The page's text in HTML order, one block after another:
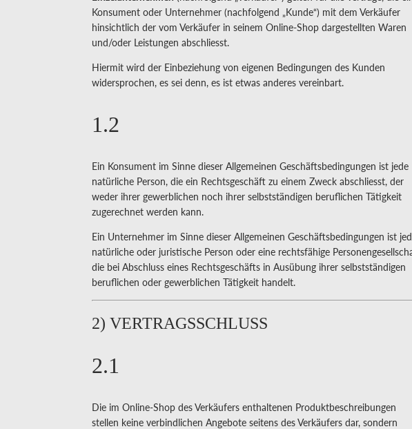
Konsument oder Unternehmer (nachfolgend „Kunde“) mit dem Verkäufer
hinsichtlich der vom Verkäufer in seinem Online-Shop dargestellten Waren
und/oder Leistungen abschliesst.
Hiermit wird der Einbeziehung von eigenen Bedingungen des Kunden
widersprochen, es sei denn, es ist etwas anderes vereinbart.
1.2
Ein Konsument im Sinne dieser Allgemeinen Geschäftsbedingungen ist jede
natürliche Person, die ein Rechtsgeschäft zu einem Zweck abschliesst, der
weder ihrer gewerblichen noch ihrer selbstständigen beruflichen Tätigkeit
zugerechnet werden kann.
Ein Unternehmer im Sinne dieser Allgemeinen Geschäftsbedingungen ist
natürliche oder juristische Person oder eine rechtsfähige
die bei Abschluss eines Rechtsgeschäfts in Ausübung ihrer selbstständigen
beruflichen oder gewerblichen Tätigkeit handelt.
2) VERTRAGSSCHLUSS
2.1
Die im Online-Shop des Verkäufers enthaltenen Produktbeschreibungen
stellen keine verbindlichen Angebote seitens des Verkäufers dar, sondern